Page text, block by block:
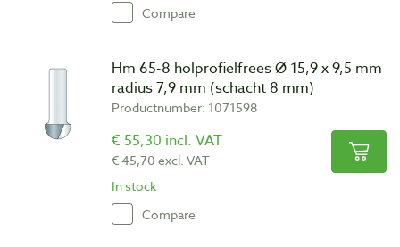
Compare
Hm 65-8 holprofielfrees Ø 15,9 x 9,5 mm
radius 7,9 mm (schacht 8 mm)
Productnumber: 1071598
€ 55,30 incl. VAT
€ 45,70 excl. VAT
In stock
Compare